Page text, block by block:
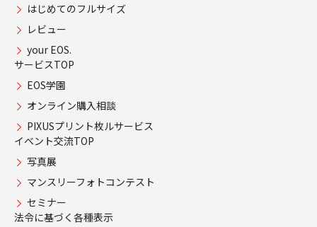
はじめてのフルサイズ
レビュー
your EOS.
サービスTOP
EOS学園
オンライン購入相談
PIXUSプリント枚ルサービス
イベント交流TOP
写真展
マンスリーフォトコンテスト
セミナー
法令に基づく各種表示